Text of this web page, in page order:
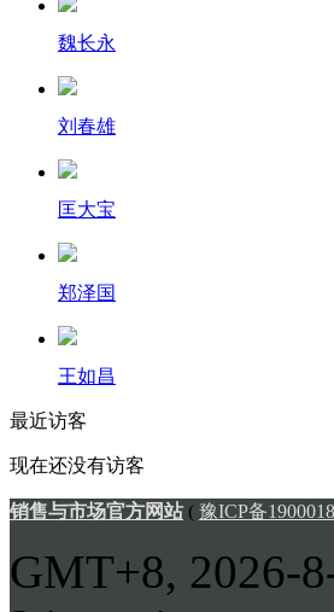
魏长永
刘春雄
匡大宝
郑泽国
王如昌
最近访客
现在还没有访客
销售与市场官方网站( 豫ICP备
GMT+8, 2026-